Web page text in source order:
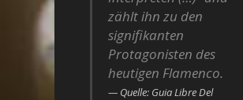
zählt ihn zu den
signifikanten
Protagonisten des
heutigen Flamenco.
Quelle: Guia Libre Del